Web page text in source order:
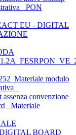
PON
EU - DIGITAL
modulo
convenzione
Materiale
BOARD